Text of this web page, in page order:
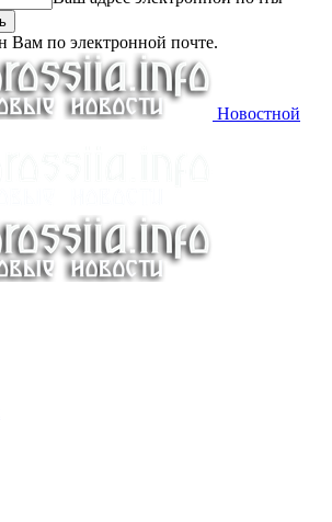
Вам по электронной почте.
Новостной